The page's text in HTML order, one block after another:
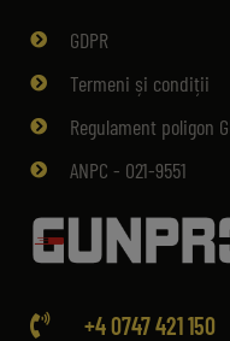
GDPR
Termeni și condiții
Regulament poligon
ANPC - 021-9551
+4 0747 421 150